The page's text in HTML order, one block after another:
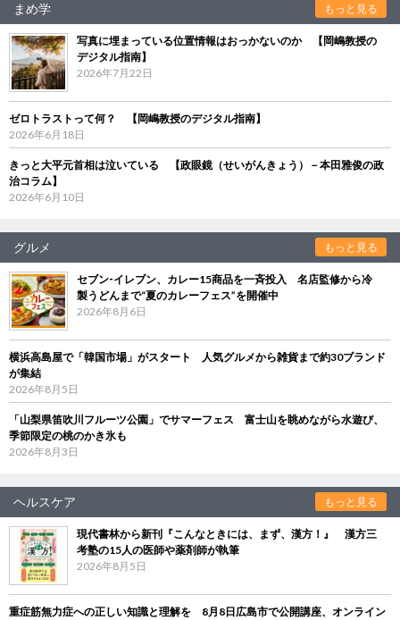
まめ学 もっと見る
写真に埋まっている位置情報はおっかないのか 【岡嶋教授の
デジタル指南】
2026年7月22日
ゼロトラストって何？ 【岡嶋教授のデジタル指南】
2026年6月18日
きっと大平元首相は泣いている 【政眼鏡（せいがんきょう）－本田雅俊の政
治コラム】
2026年6月10日
グルメ もっと見る
セブン‐イレブン、カレー15商品を一斉投入 名店監修から冷
製うどんまで“夏のカレーフェス”を開催中
2026年8月6日
横浜高島屋で「韓国市場」がスタート 人気グルメから雑貨まで約30ブランド
が集結
2026年8月5日
「山梨県笛吹川フルーツ公園」でサマーフェス 富士山を眺めながら水遊び、
季節限定の桃のかき氷も
2026年8月3日
ヘルスケア もっと見る
現代書林から新刊『こんなときには、まず、漢方！』 漢方三
考塾の15人の医師や薬剤師が執筆
2026年8月5日
重症筋無力症への正しい知識と理解を 8月8日広島市で公開講座、オンライン